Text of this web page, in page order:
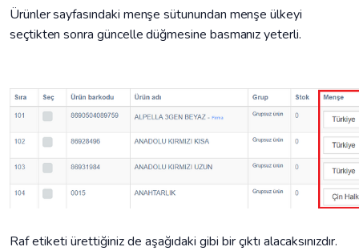
Ürünler sayfasındaki menşe sütunundan menşe ülkeyi
seçtikten sonra güncelle düğmesine basmanız yeterli.
Raf etiketi ürettiğiniz de aşağıdaki gibi bir çıktı alacaksınızdır.